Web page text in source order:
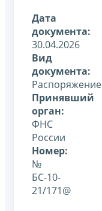
Дата
документа:
30.04.2026
Вид
документа:
Распоряжение
Принявший
орган:
ФНС
России
Номер:
№
БС-10-
21/171@